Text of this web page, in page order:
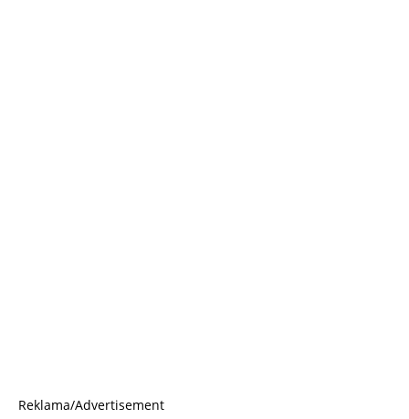
Reklama/Advertisement